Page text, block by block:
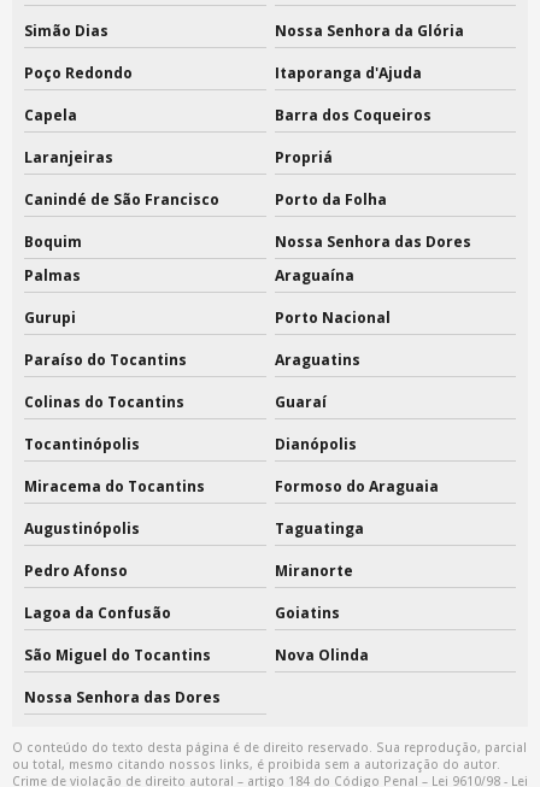
Simão Dias Nossa Senhora da Glória
Poço Redondo Itaporanga d'Ajuda
Capela Barra dos Coqueiros
Laranjeiras Propriá
Canindé de São Francisco Porto da Folha
Boquim
Nossa Senhora das Dores
Palmas
Araguaína
Gurupi Porto Nacional
Paraíso do Tocantins Araguatins
Colinas do Tocantins Guaraí
Tocantinópolis Dianópolis
Miracema do Tocantins Formoso do Araguaia
Augustinópolis Taguatinga
Pedro Afonso Miranorte
Lagoa da Confusão Goiatins
São Miguel do Tocantins Nova Olinda
Nossa Senhora das Dores
O conteúdo do texto desta página é de direito reservado. Sua reprodução, parcial
ou total, mesmo citando nossos links, é proibida sem a autorização do autor.
Crime de violação de direito autoral – artigo 184 do Código Penal – Lei 9610/98 - Lei